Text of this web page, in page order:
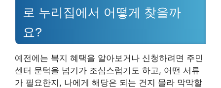
로 누리집에서 어떻게 찾을까
요?
예전에는 복지 혜택을 알아보거나 신청하려면 주민
센터 문턱을 넘기가 조심스럽기도 하고, 어떤 서류
가 필요한지, 나에게 해당은 되는 건지 몰라 막막할